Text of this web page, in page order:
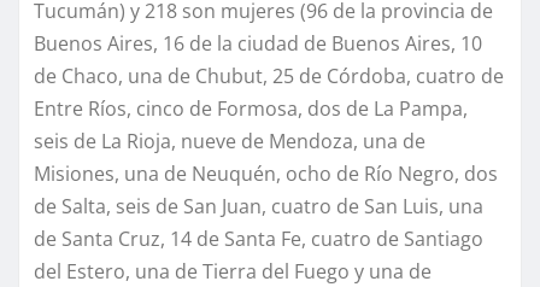
Tucumán) y 218 son mujeres (96 de la provincia de
Buenos Aires, 16 de la ciudad de Buenos Aires, 10
de Chaco, una de Chubut, 25 de Córdoba, cuatro de
Entre Ríos, cinco de Formosa, dos de La Pampa,
seis de La Rioja, nueve de Mendoza, una de
Misiones, una de Neuquén, ocho de Río Negro, dos
de Salta, seis de San Juan, cuatro de San Luis, una
de Santa Cruz, 14 de Santa Fe, cuatro de Santiago
del Estero, una de Tierra del Fuego y una de